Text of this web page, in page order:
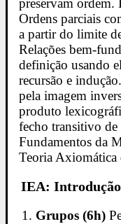
preservam ordem.
Ordens parciais
a partir do limite
Relações bem-
definição usando
recursão e
pela imagem
produto
fecho transitivo de
Fundamentos da
Teoria
IEA:
Grupos (6h)